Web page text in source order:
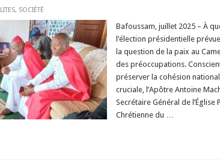
, SOCIÉTÉ
Bafoussam, juillet 2025 – À
l’élection présidentielle
la question de la paix au
des préoccupations.
préserver la cohésion
cruciale, l’Apôtre Antoine
Secrétaire Général de l’Église
Chrétienne du …